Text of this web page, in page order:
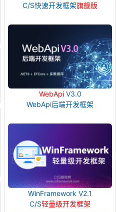
C/S快速开发框架旗舰版
WebApiV3.0
WebApi后端开发框架
WinFramework V2.1
C/S轻量级开发框架